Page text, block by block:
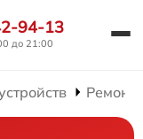
94-13
до 21:00
Ремонт